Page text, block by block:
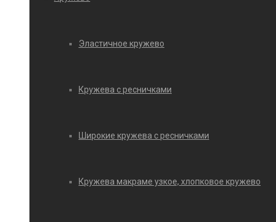
Эластичное кружево
Кружева с ресничками
Широкие кружева с ресничками
Кружева макраме узкое, хлопковое кружево